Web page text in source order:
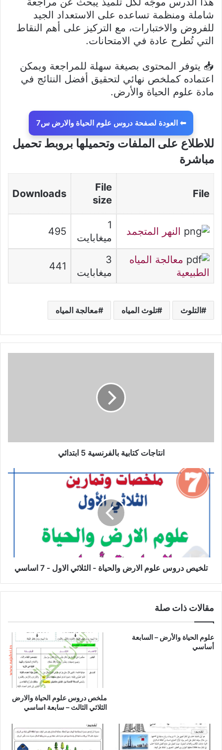
شاملة ومنظمة تساعده على الاستعداد الجيد
للفروض والاختبارات، مع التركيز على أهم النقاط
التي تُطرح عادة في الامتحانات.
📥 يتوفر المحتوى بصيغة سهلة للمراجعة ويمكن
اعتماده كملخص نهائي لتحقيق أفضل النتائج في
مادة علوم الحياة والأرض.
⬅ العودة لصفحة دروس علوم الحياة والارض س7
للاطلاع على الملفات وتحميلها بروبط تحميل
مباشرة
File
File
size
Downloads
النهر المتجمد
1
ميغابايت
495
معالجة المياه
الطبيعية
3
ميغابايت
441
التلوث تلوث المياه معالجة المياه
انتاجات كتابية بالفرنسية 5 ابتدائي
تلخيص
دروس
علوم
تلخيص دروس علوم الارض والحياة - الثلاثي الاول - 7 اساسي
مقالات ذات صلة
علوم الحياة والأرض – السابعة
أساسي
ملخص دروس علوم الحياة والارض
الثلاثي الثالث – سابعة اساسي